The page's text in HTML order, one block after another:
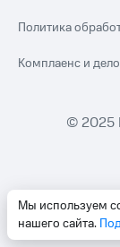
Мы используем
нашего сайта.
Политика
Комплаенс и
© 2025